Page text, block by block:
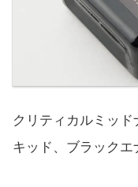
クリティカルミッド
キッド、ブラックエ